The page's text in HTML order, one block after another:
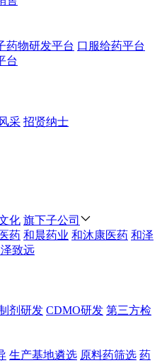
药物研发平台 口服给药平台
台
采 招贤纳士
化 旗下子公司
药 和晨药业 和沐康医药 和泽
致远
剂研发 CDMO研发 第三方检
生产基地遴选 原料药筛选 药